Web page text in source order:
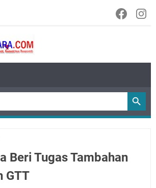
Beri Tugas Tambahan
GTT